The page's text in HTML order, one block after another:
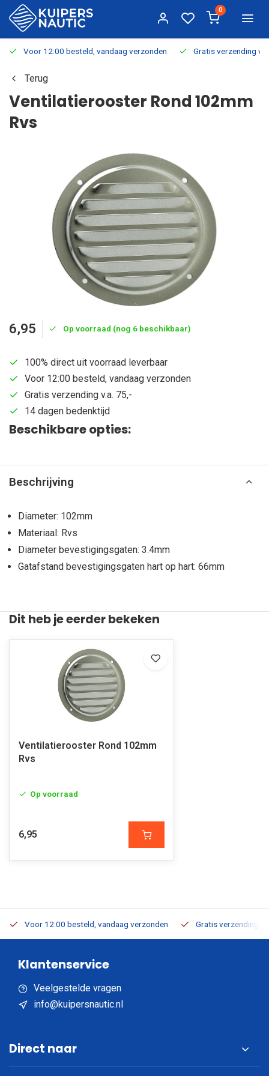
0
Voor 12:00 besteld, vandaag verzonden Gratis verzending
Terug
Ventilatierooster Rond 102mm
Rvs
6,95 Op voorraad (nog 6 beschikbaar)
100% direct uit voorraad leverbaar
Voor 12:00 besteld, vandaag verzonden
Gratis verzending v.a. 75,-
14 dagen bedenktijd
Beschikbare opties:
Beschrijving
Diameter: 102mm
Materiaal: Rvs
Diameter bevestigingsgaten: 3.4mm
Gatafstand bevestigingsgaten hart op hart: 66mm
Dit heb je eerder bekeken
Ventilatierooster Rond 102mm
Rvs
Op voorraad
6,95
Voor 12:00 besteld, vandaag verzonden Gratis verzending
Klantenservice
Veelgestelde vragen
info@kuipersnautic.nl
Direct naar